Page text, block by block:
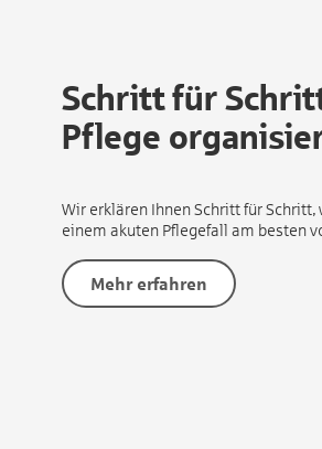
Schritt für
Pflege
Wir erklären Ihnen Schritt für Schritt,
einem akuten Pflegefall am besten
Mehr erfahren